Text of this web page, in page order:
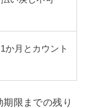
か月とカウント
限までの残り